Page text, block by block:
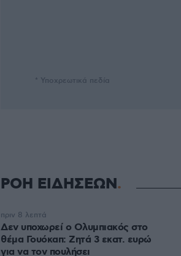
* Υποχρεωτικά πεδία
ΡΟΗ ΕΙΔΗΣΕΩΝ
Δεν υποχωρεί ο Ολυμπιακός στο
θέμα Γουόκαπ: Ζητά 3 εκατ. ευρώ
για να τον πουλήσει
πριν 8 λεπτά